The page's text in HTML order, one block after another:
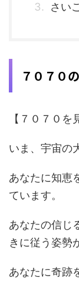
さい
７０７０
【７０７０を
いま、宇宙の
あなたに知恵
ています。
あなたの信じ
きに従う姿勢
あなたに奇跡